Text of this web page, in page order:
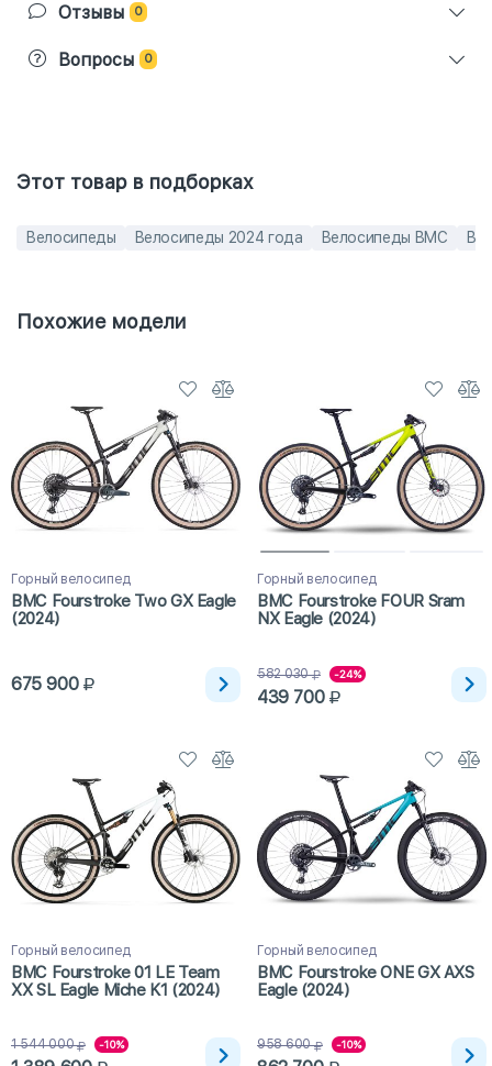
Отзывы 0
Вопросы 0
Этот товар в подборках
Велосипеды Велосипеды 2024 года Велосипеды BMC
Похожие модели
Горный велосипед
BMC Fourstroke Two GX Eagle
(2024)
675 900
Горный велосипед
BMC Fourstroke FOUR Sram
NX Eagle (2024)
582 030 -24%
439 700
Горный велосипед
BMC Fourstroke 01 LE Team
XX SL Eagle Miche K1 (2024)
1 544 000 -10%
Горный велосипед
BMC Fourstroke ONE GX AXS
Eagle (2024)
958 600 -10%